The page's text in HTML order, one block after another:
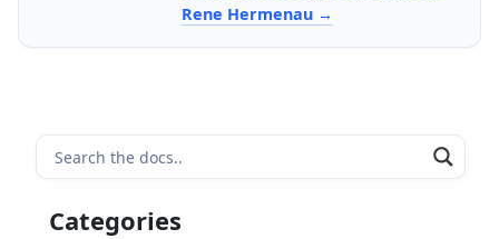
Rene Hermenau
Categories